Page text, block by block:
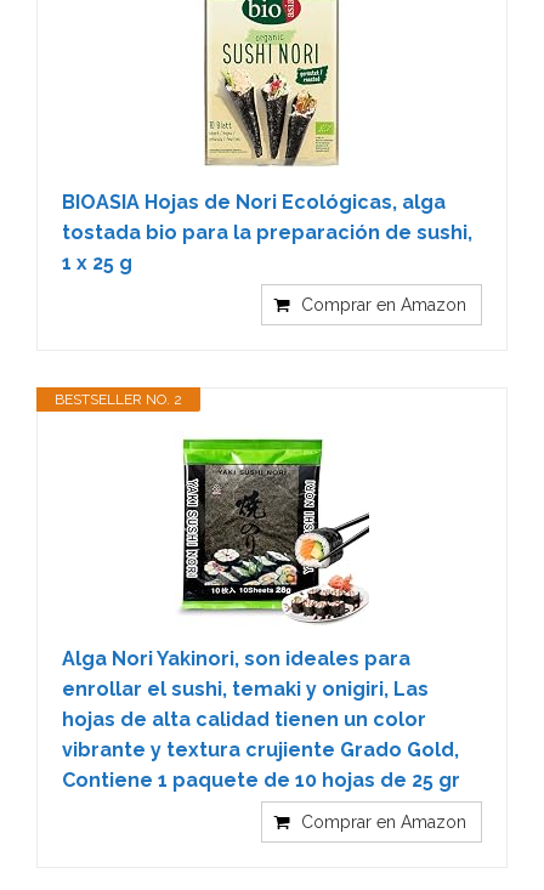
BIOASIA Hojas de Nori Ecológicas, alga
tostada bio para la preparación de sushi,
1 x 25 g
Comprar en Amazon
BESTSELLER NO. 2
Alga Nori Yakinori, son ideales para
enrollar el sushi, temaki y onigiri, Las
hojas de alta calidad tienen un color
vibrante y textura crujiente Grado Gold,
Contiene 1 paquete de 10 hojas de 25 gr
Comprar en Amazon